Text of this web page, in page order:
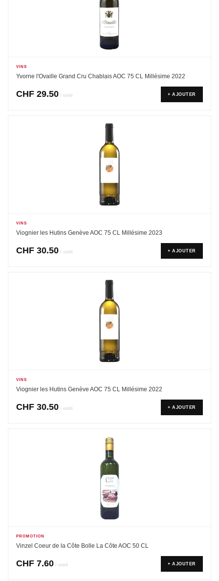
VINS
Yvorne l'Ovaille Grand Cru Chablais AOC 75 CL Millésime 2022
CHF 29.50 / unité + AJOUTER
VINS
Viognier les Hutins Genève AOC 75 CL Millésime 2023
CHF 30.50 / unité + AJOUTER
VINS
Viognier les Hutins Genève AOC 75 CL Millésime 2022
CHF 30.50 / unité + AJOUTER
PROMOTION
Vinzel Coeur de la Côte Bolle La Côte AOC 50 CL
CHF 7.60 / unité + AJOUTER